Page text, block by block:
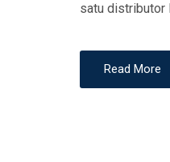
satu distributor
Read More